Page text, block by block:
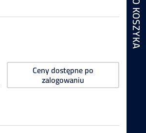
Ceny dostępne po
zalogowaniu